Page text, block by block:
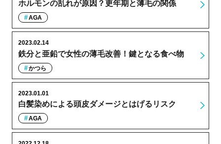
ホルモンの乱れが原因？更年期と薄毛の関係
AGA
鉄分と亜鉛で女性の薄毛改善！鍵となる食べ物
2023.02.14
かつら
白髪染めによる頭皮ダメージとはげるリスク
2023.01.01
AGA